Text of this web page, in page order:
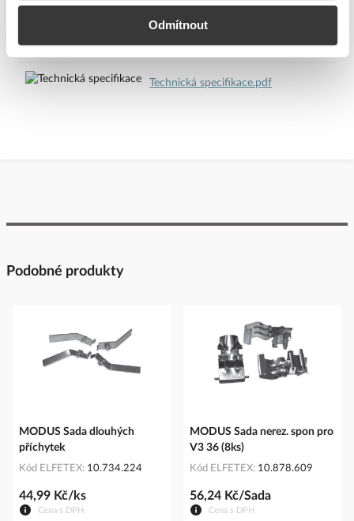
Odmítnout
Technické dokumenty
Technická specifikace.pdf
Podobné produkty
MODUS Sada dlouhých
příchytek
Kód ELFETEX 10.734.224
Cena s DPH
44,99 Kč/ks
MODUS Sada nerez. spon pro
V3 36 (8ks)
Kód ELFETEX 10.878.609
Cena s DPH
56,24 Kč/Sada